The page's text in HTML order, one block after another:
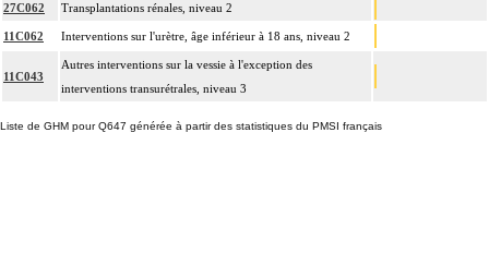
27C062 Transplantations rénales, niveau 2
11C062 Interventions sur l'urètre, âge inférieur à 18 ans, niveau 2
11C043
Autres interventions sur la vessie à l'exception des
interventions transurétrales, niveau 3
Liste de GHM pour Q647 générée à partir des statistiques du PMSI français